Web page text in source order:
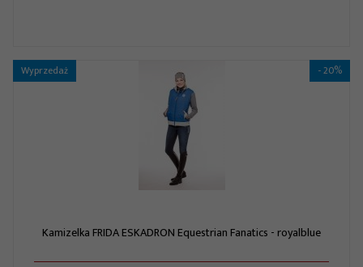
Wyprzedaż - 20%
Kamizelka FRIDA ESKADRON Equestrian Fanatics - royalblue